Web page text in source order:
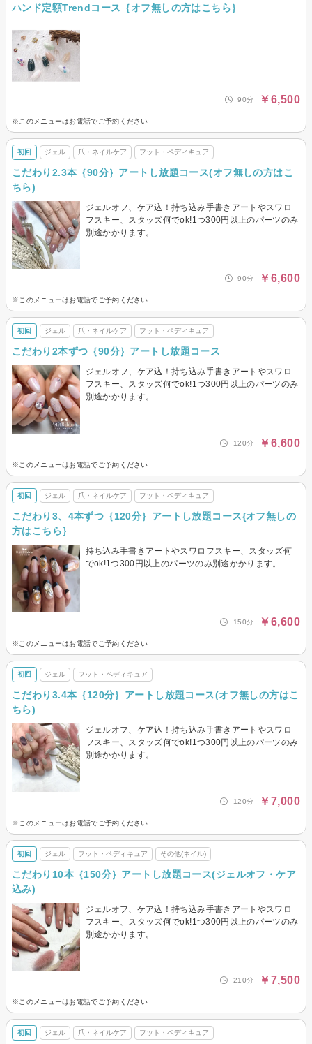
ハンド定額Trendコース｛オフ無しの方はこちら｝
90分 ￥6,500
※このメニューはお電話でご予約ください
初回 ジェル 爪・ネイルケア フット・ペディキュア
こだわり2.3本｛90分｝アートし放題コース(オフ無しの方はこ
ちら)
ジェルオフ、ケア込！持ち込み手書きアートやスワロ
フスキー、スタッズ何でok!1つ300円以上のパーツのみ
別途かかります。
90分 ￥6,600
※このメニューはお電話でご予約ください
初回 ジェル 爪・ネイルケア フット・ペディキュア
こだわり2本ずつ｛90分｝アートし放題コース
ジェルオフ、ケア込！持ち込み手書きアートやスワロ
フスキー、スタッズ何でok!1つ300円以上のパーツのみ
別途かかります。
120分 ￥6,600
※このメニューはお電話でご予約ください
初回 ジェル 爪・ネイルケア フット・ペディキュア
こだわり3、4本ずつ｛120分｝アートし放題コース{オフ無しの
方はこちら｝
持ち込み手書きアートやスワロフスキー、スタッズ何
でok!1つ300円以上のパーツのみ別途かかります。
150分 ￥6,600
※このメニューはお電話でご予約ください
初回 ジェル フット・ペディキュア
こだわり3.4本｛120分｝アートし放題コース(オフ無しの方はこ
ちら)
ジェルオフ、ケア込！持ち込み手書きアートやスワロ
フスキー、スタッズ何でok!1つ300円以上のパーツのみ
別途かかります。
120分 ￥7,000
※このメニューはお電話でご予約ください
初回 ジェル フット・ペディキュア その他(ネイル)
こだわり10本｛150分｝アートし放題コース(ジェルオフ・ケア
込み)
ジェルオフ、ケア込！持ち込み手書きアートやスワロ
フスキー、スタッズ何でok!1つ300円以上のパーツのみ
別途かかります。
210分 ￥7,500
※このメニューはお電話でご予約ください
初回 ジェル 爪・ネイルケア フット・ペディキュア